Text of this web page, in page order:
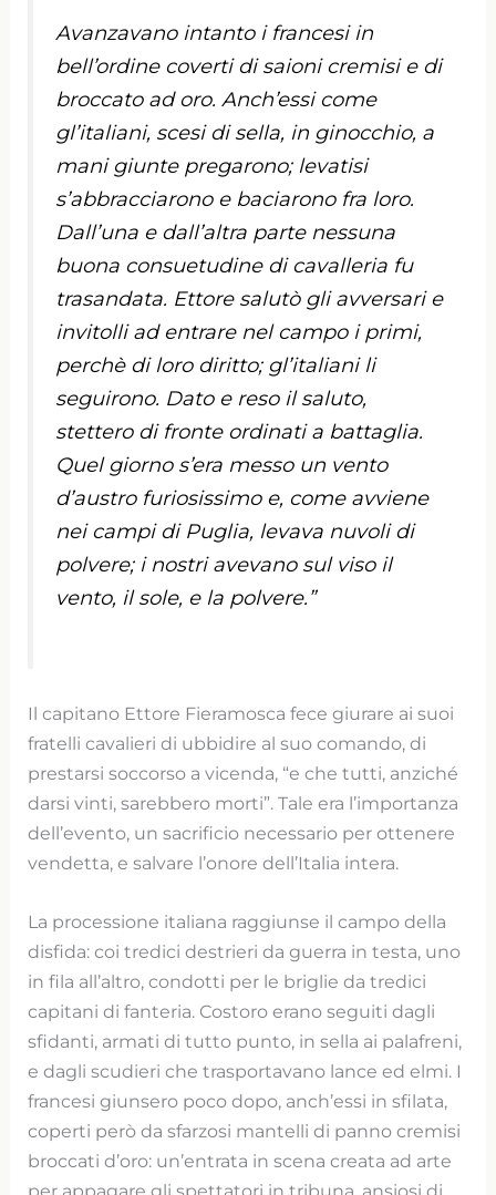
Avanzavano intanto i francesi in
bell’ordine coverti di saioni cremisi e di
broccato ad oro. Anch’essi come
gl’italiani, scesi di sella, in ginocchio, a
mani giunte pregarono; levatisi
s’abbracciarono e baciarono fra loro.
Dall’una e dall’altra parte nessuna
buona consuetudine di cavalleria fu
trasandata. Ettore salutò gli avversari e
invitolli ad entrare nel campo i primi,
perchè di loro diritto; gl’italiani li
seguirono. Dato e reso il saluto,
stettero di fronte ordinati a battaglia.
Quel giorno s’era messo un vento
d’austro furiosissimo e, come avviene
nei campi di Puglia, levava nuvoli di
polvere; i nostri avevano sul viso il
vento, il sole, e la polvere.”
Il capitano Ettore Fieramosca fece giurare ai suoi
fratelli cavalieri di ubbidire al suo comando, di
prestarsi soccorso a vicenda, “e che tutti, anziché
darsi vinti, sarebbero morti”. Tale era l’importanza
dell’evento, un sacrificio necessario per ottenere
vendetta, e salvare l’onore dell’Italia intera.
La processione italiana raggiunse il campo della
disfida: coi tredici destrieri da guerra in testa, uno
in fila all’altro, condotti per le briglie da tredici
capitani di fanteria. Costoro erano seguiti dagli
sfidanti, armati di tutto punto, in sella ai palafreni,
e dagli scudieri che trasportavano lance ed elmi. I
francesi giunsero poco dopo, anch’essi in sfilata,
coperti però da sfarzosi mantelli di panno cremisi
broccati d’oro: un’entrata in scena creata ad arte